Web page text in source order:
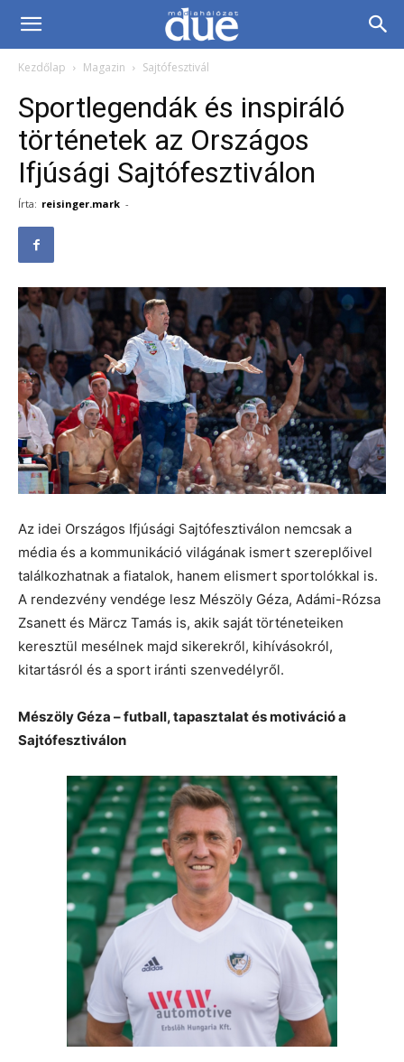
DUE
Médiahálózat…
Kezdőlap Magazin Sajtófesztivál
Sportlegendák és inspiráló
történetek az Országos
Ifjúsági Sajtófesztiválon
Írta: reisinger.mark -
Az idei Országos Ifjúsági Sajtófesztiválon nemcsak a
média és a kommunikáció világának ismert szereplőivel
találkozhatnak a fiatalok, hanem elismert sportolókkal is.
A rendezvény vendége lesz Mészöly Géza, Adámi-Rózsa
Zsanett és Märcz Tamás is, akik saját történeteiken
keresztül mesélnek majd sikerekről, kihívásokról,
kitartásról és a sport iránti szenvedélyről.
Mészöly Géza – futball, tapasztalat és motiváció a
Sajtófesztiválon